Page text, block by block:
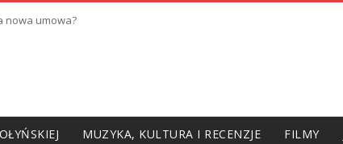
nowa umowa?
MUZYKA, KULTURA I RECENZJE FILMY